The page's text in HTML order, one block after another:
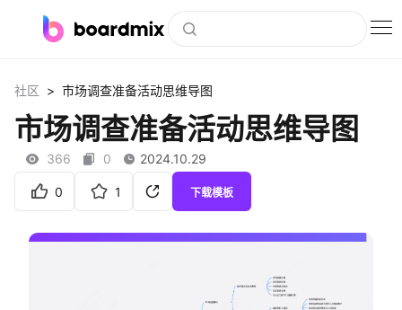
社区资源
下载
社区 > 市场调查准备活动思维导图
市场调查准备活动思维导图
366 0 2024.10.29
0 1 下载模板